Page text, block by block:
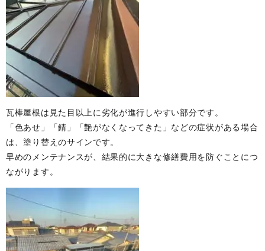
瓦棒屋根は見た目以上に劣化が進行しやすい部分です。
「色あせ」「錆」「艶がなくなってきた」などの症状がある場合
は、塗り替えのサインです。
早めのメンテナンスが、結果的に大きな修繕費用を防ぐことにつ
ながります。